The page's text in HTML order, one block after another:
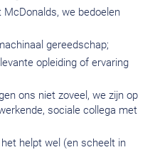
we bedoelen
gereedschap;
opleiding of ervaring
ons niet zoveel, we zijn op
sociale collega met
helpt wel (en scheelt in